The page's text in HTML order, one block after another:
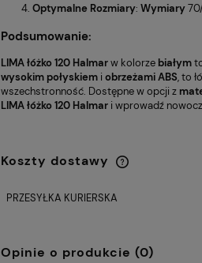
Optymalne Rozmiary: Wymiary
Podsumowanie:
LIMA łóżko 120 Halmarw kolorze białym
wysokim połyskiem i obrzeżami ABS, to
wszechstronność. Dostępne w opcji z
LIMA łóżko 120 Halmar i wprowadź
Koszty dostawy
PRZESYŁKA KURIERSKA
Opinie o produkcie (0)